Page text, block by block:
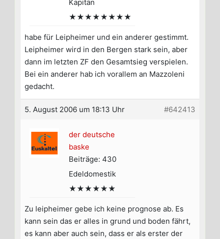
Kapitän
★★★★★★★★
habe für Leipheimer und ein anderer gestimmt.
Leipheimer wird in den Bergen stark sein, aber
dann im letzten ZF den Gesamtsieg verspielen.
Bei ein anderer hab ich vorallem an Mazzoleni
gedacht.
5. August 2006 um 18:13 Uhr #642413
der deutsche
baske
Beiträge: 430
Edeldomestik
★★★★★★
Zu leipheimer gebe ich keine prognose ab. Es
kann sein das er alles in grund und boden fährt,
es kann aber auch sein, dass er als erster der